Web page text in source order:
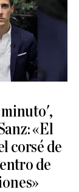
minuto',
«El
corsé de
de